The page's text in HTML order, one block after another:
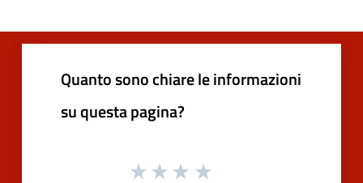
Quanto sono chiare le informazioni
su questa pagina?